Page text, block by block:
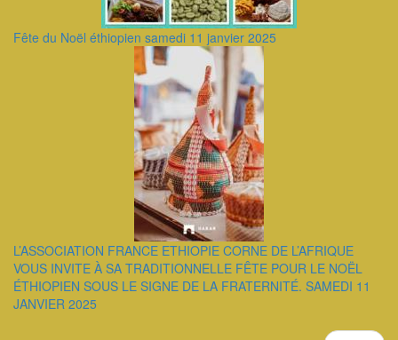
Fête du Noël éthiopien samedi 11 janvier 2025
L’ASSOCIATION FRANCE ETHIOPIE CORNE DE L’AFRIQUE
VOUS INVITE À SA TRADITIONNELLE FÊTE POUR LE NOËL
ÉTHIOPIEN SOUS LE SIGNE DE LA FRATERNITÉ. SAMEDI 11
JANVIER 2025